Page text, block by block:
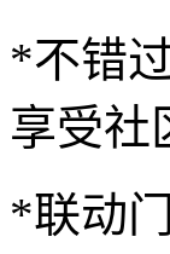
*不错
享受社
*联动